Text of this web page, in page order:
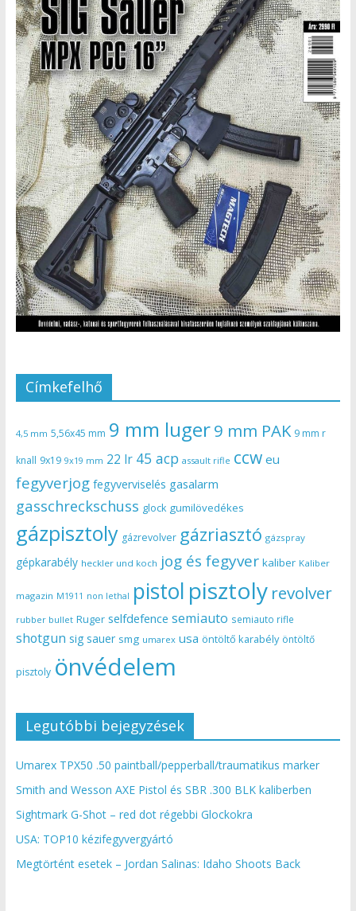
Címkefelhő
4,5 mm 5,56x45 mm 9 mm luger9 mm PAK 9 mm r
knall 9x19 9x19 mm 22 lr 45 acp assault rifle ccw eu
fegyverjog fegyverviselés gasalarm
gasschreckschuss glock gumilövedékes
gázpisztoly gázrevolver gázriasztó gázspray
gépkarabély heckler und koch jog és fegyver kaliber Kaliber
magazin M1911 non lethal pistol pisztoly revolver
rubber bullet Ruger selfdefence semiauto semiauto rifle
shotgun sig sauer smg umarex usa öntöltő karabély öntöltő
pisztoly önvédelem
Legutóbbi bejegyzések
Umarex TPX50 .50 paintball/pepperball/traumatikus marker
Smith and Wesson AXE Pistol és SBR .300 BLK kaliberben
Sightmark G-Shot – red dot régebbi Glockokra
USA: TOP10 kézifegyvergyártó
Megtörtént esetek – Jordan Salinas: Idaho Shoots Back